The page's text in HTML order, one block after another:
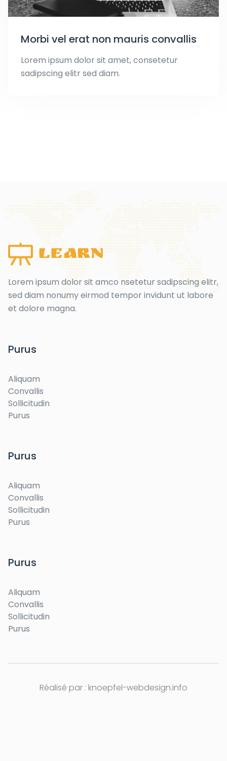
Morbi vel erat non mauris convallis
Lorem ipsum dolor sit amet, consetetur
sadipscing elitr sed diam.
Lorem ipsum dolor sit amco nsetetur sadipscing elitr,
sed diam nonumy eirmod tempor invidunt ut labore
et dolore magna.
Purus
Aliquam
Convallis
Sollicitudin
Purus
Purus
Aliquam
Convallis
Sollicitudin
Purus
Purus
Aliquam
Convallis
Sollicitudin
Purus
Réalisé par : knoepfel-webdesign.info